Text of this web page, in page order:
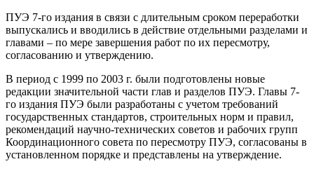
ПУЭ 7-го издания в связи с длительным сроком переработки
выпускались и вводились в действие отдельными разделами и
главами – по мере завершения работ по их пересмотру,
согласованию и утверждению.
В период с 1999 по 2003 г. были подготовлены новые
редакции значительной части глав и разделов ПУЭ. Главы 7-
го издания ПУЭ были разработаны с учетом требований
государственных стандартов, строительных норм и правил,
рекомендаций научно-технических советов и рабочих групп
Координационного совета по пересмотру ПУЭ, согласованы в
установленном порядке и представлены на утверждение.